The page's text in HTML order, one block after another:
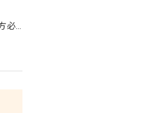
調布で気圧性頭痛の方必見！気圧性頭痛完全対策